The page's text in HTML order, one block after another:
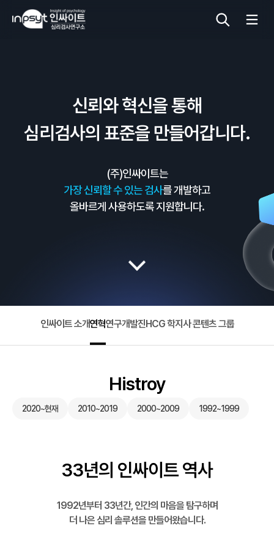
신뢰와 혁신을 통해
심리검사의 표준을 만들어갑니다.
(주)인싸이트는
가장 신뢰할 수 있는 검사를 개발하고
올바르게 사용하도록 지원합니다.
인싸이트 소개연혁연구개발진HCG 학지사 콘텐츠 그룹
Histroy
2020~현재 2010~2019 2000~2009 1992~1999
33년의 인싸이트 역사
1992년부터 33년간, 인간의 마음을 탐구하며
더 나은 심리 솔루션을 만들어왔습니다.